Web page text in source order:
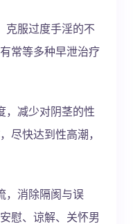
克服过度手淫的不
常等多种早泄治疗
，减少对阴茎的性
尽快达到性高潮，
，消除隔阂与误
慰、谅解、关怀男